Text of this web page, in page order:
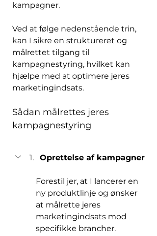
kampagner.
Ved at følge nedenstående trin,
kan I sikre en struktureret og
målrettet tilgang til
kampagnestyring, hvilket kan
hjælpe med at optimere jeres
marketingindsats.
Sådan målrettes jeres
kampagnestyring
Oprettelse af kampagner
Forestil jer, at I lancerer en
ny produktlinje og ønsker
at målrette jeres
marketingindsats mod
specifikke brancher.